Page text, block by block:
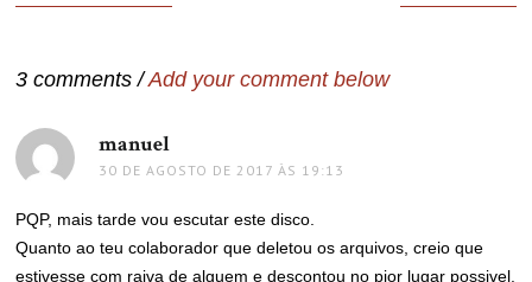
de
3 comments /Add your comment below
manuel
30 DE AGOSTO DE 2017 ÀS 19:13
PQP, mais tarde vou escutar este disco.
Quanto ao teu colaborador que deletou os arquivos, creio que
estivesse com raiva de alguem e descontou no pior lugar possivel.